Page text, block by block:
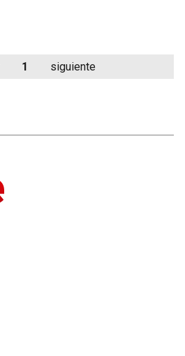
1 siguiente